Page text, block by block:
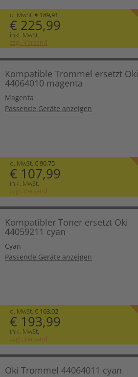
o. MwSt. € 189,91
€ 225,99
inkl. MwSt.
zzgl. Versand
Kompatible Trommel ersetzt Oki
44064010 magenta
Magenta
Passende Geräte anzeigen
o. MwSt. € 90,75
€ 107,99
inkl. MwSt.
zzgl. Versand
Kompatibler Toner ersetzt Oki
44059211 cyan
Cyan
Passende Geräte anzeigen
o. MwSt. € 163,02
€ 193,99
inkl. MwSt.
zzgl. Versand
Oki Trommel 44064011 cyan